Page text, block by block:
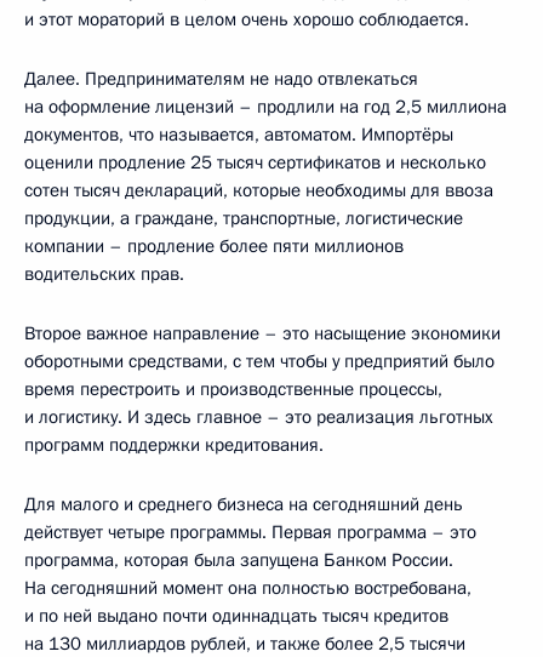
и этот мораторий в целом очень хорошо соблюдается.
Далее. Предпринимателям не надо отвлекаться
на оформление лицензий – продлили на год 2,5 миллиона
документов, что называется, автоматом. Импортёры
оценили продление 25 тысяч сертификатов и несколько
сотен тысяч деклараций, которые необходимы для ввоза
продукции, а граждане, транспортные, логистические
компании – продление более пяти миллионов
водительских прав.
Второе важное направление – это насыщение экономики
оборотными средствами, с тем чтобы у предприятий было
время перестроить и производственные процессы,
и логистику. И здесь главное – это реализация льготных
программ поддержки кредитования.
Для малого и среднего бизнеса на сегодняшний день
действует четыре программы. Первая программа – это
программа, которая была запущена Банком России.
На сегодняшний момент она полностью востребована,
и по ней выдано почти одиннадцать тысяч кредитов
на 130 миллиардов рублей, и также более 2,5 тысячи